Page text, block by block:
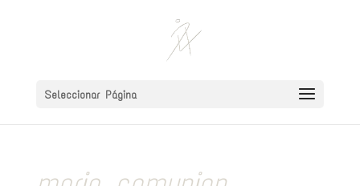
Seleccionar Página